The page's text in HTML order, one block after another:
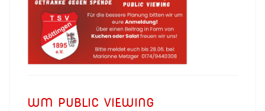
WM PUBLIC VIEWING